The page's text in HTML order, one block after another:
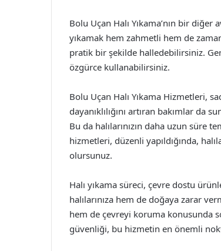
Bolu Uçan Halı Yıkama’nın bir
yıkamak hem zahmetli hem de
pratik bir şekilde halledebilirsiniz.
özgürce kullanabilirsiniz.
Bolu Uçan Halı Yıkama Hizmetleri,
dayanıklılığını artıran bakımlar da
Bu da halılarınızın daha uzun süre
hizmetleri, düzenli yapıldığında,
olursunuz.
Halı yıkama süreci, çevre dostu
halılarınıza hem de doğaya zarar
hem de çevreyi koruma konusunda
güvenliği, bu hizmetin en önemli